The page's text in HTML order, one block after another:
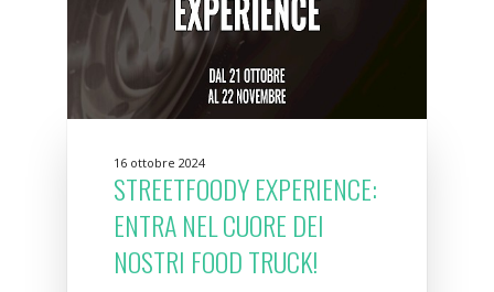
16 ottobre 2024
STREETFOODY EXPERIENCE:
ENTRA NEL CUORE DEI
NOSTRI FOOD TRUCK!